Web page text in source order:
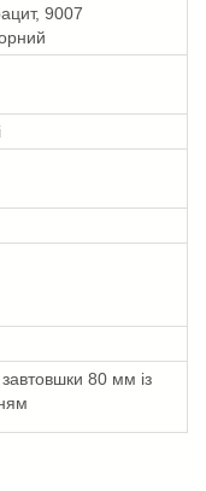
9007
80 мм із